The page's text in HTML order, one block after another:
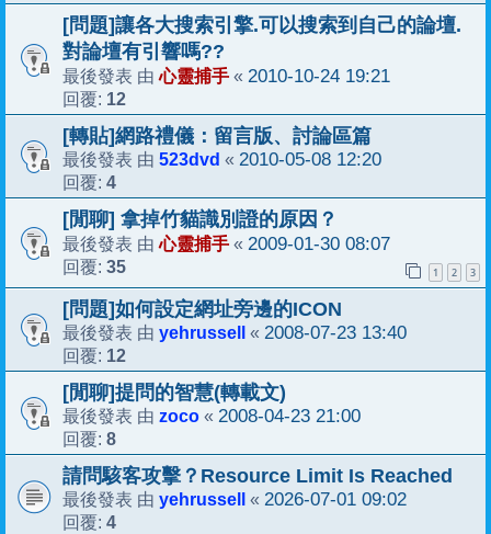
[問題]讓各大搜索引擎.可以搜索到自己的論壇.
對論壇有引響嗎??
最後發表 由心靈捕手 « 2010-10-24 19:21
回覆: 12
[轉貼]網路禮儀：留言版、討論區篇
最後發表 由 523dvd « 2010-05-08 12:20
回覆: 4
[閒聊] 拿掉竹貓識別證的原因？
最後發表 由心靈捕手 « 2009-01-30 08:07
回覆: 35 1 2 3
[問題]如何設定網址旁邊的ICON
最後發表 由 yehrussell « 2008-07-23 13:40
回覆: 12
[閒聊]提問的智慧(轉載文)
最後發表 由 zoco « 2008-04-23 21:00
回覆: 8
請問駭客攻擊？Resource Limit Is Reached
最後發表 由 yehrussell « 2026-07-01 09:02
回覆: 4